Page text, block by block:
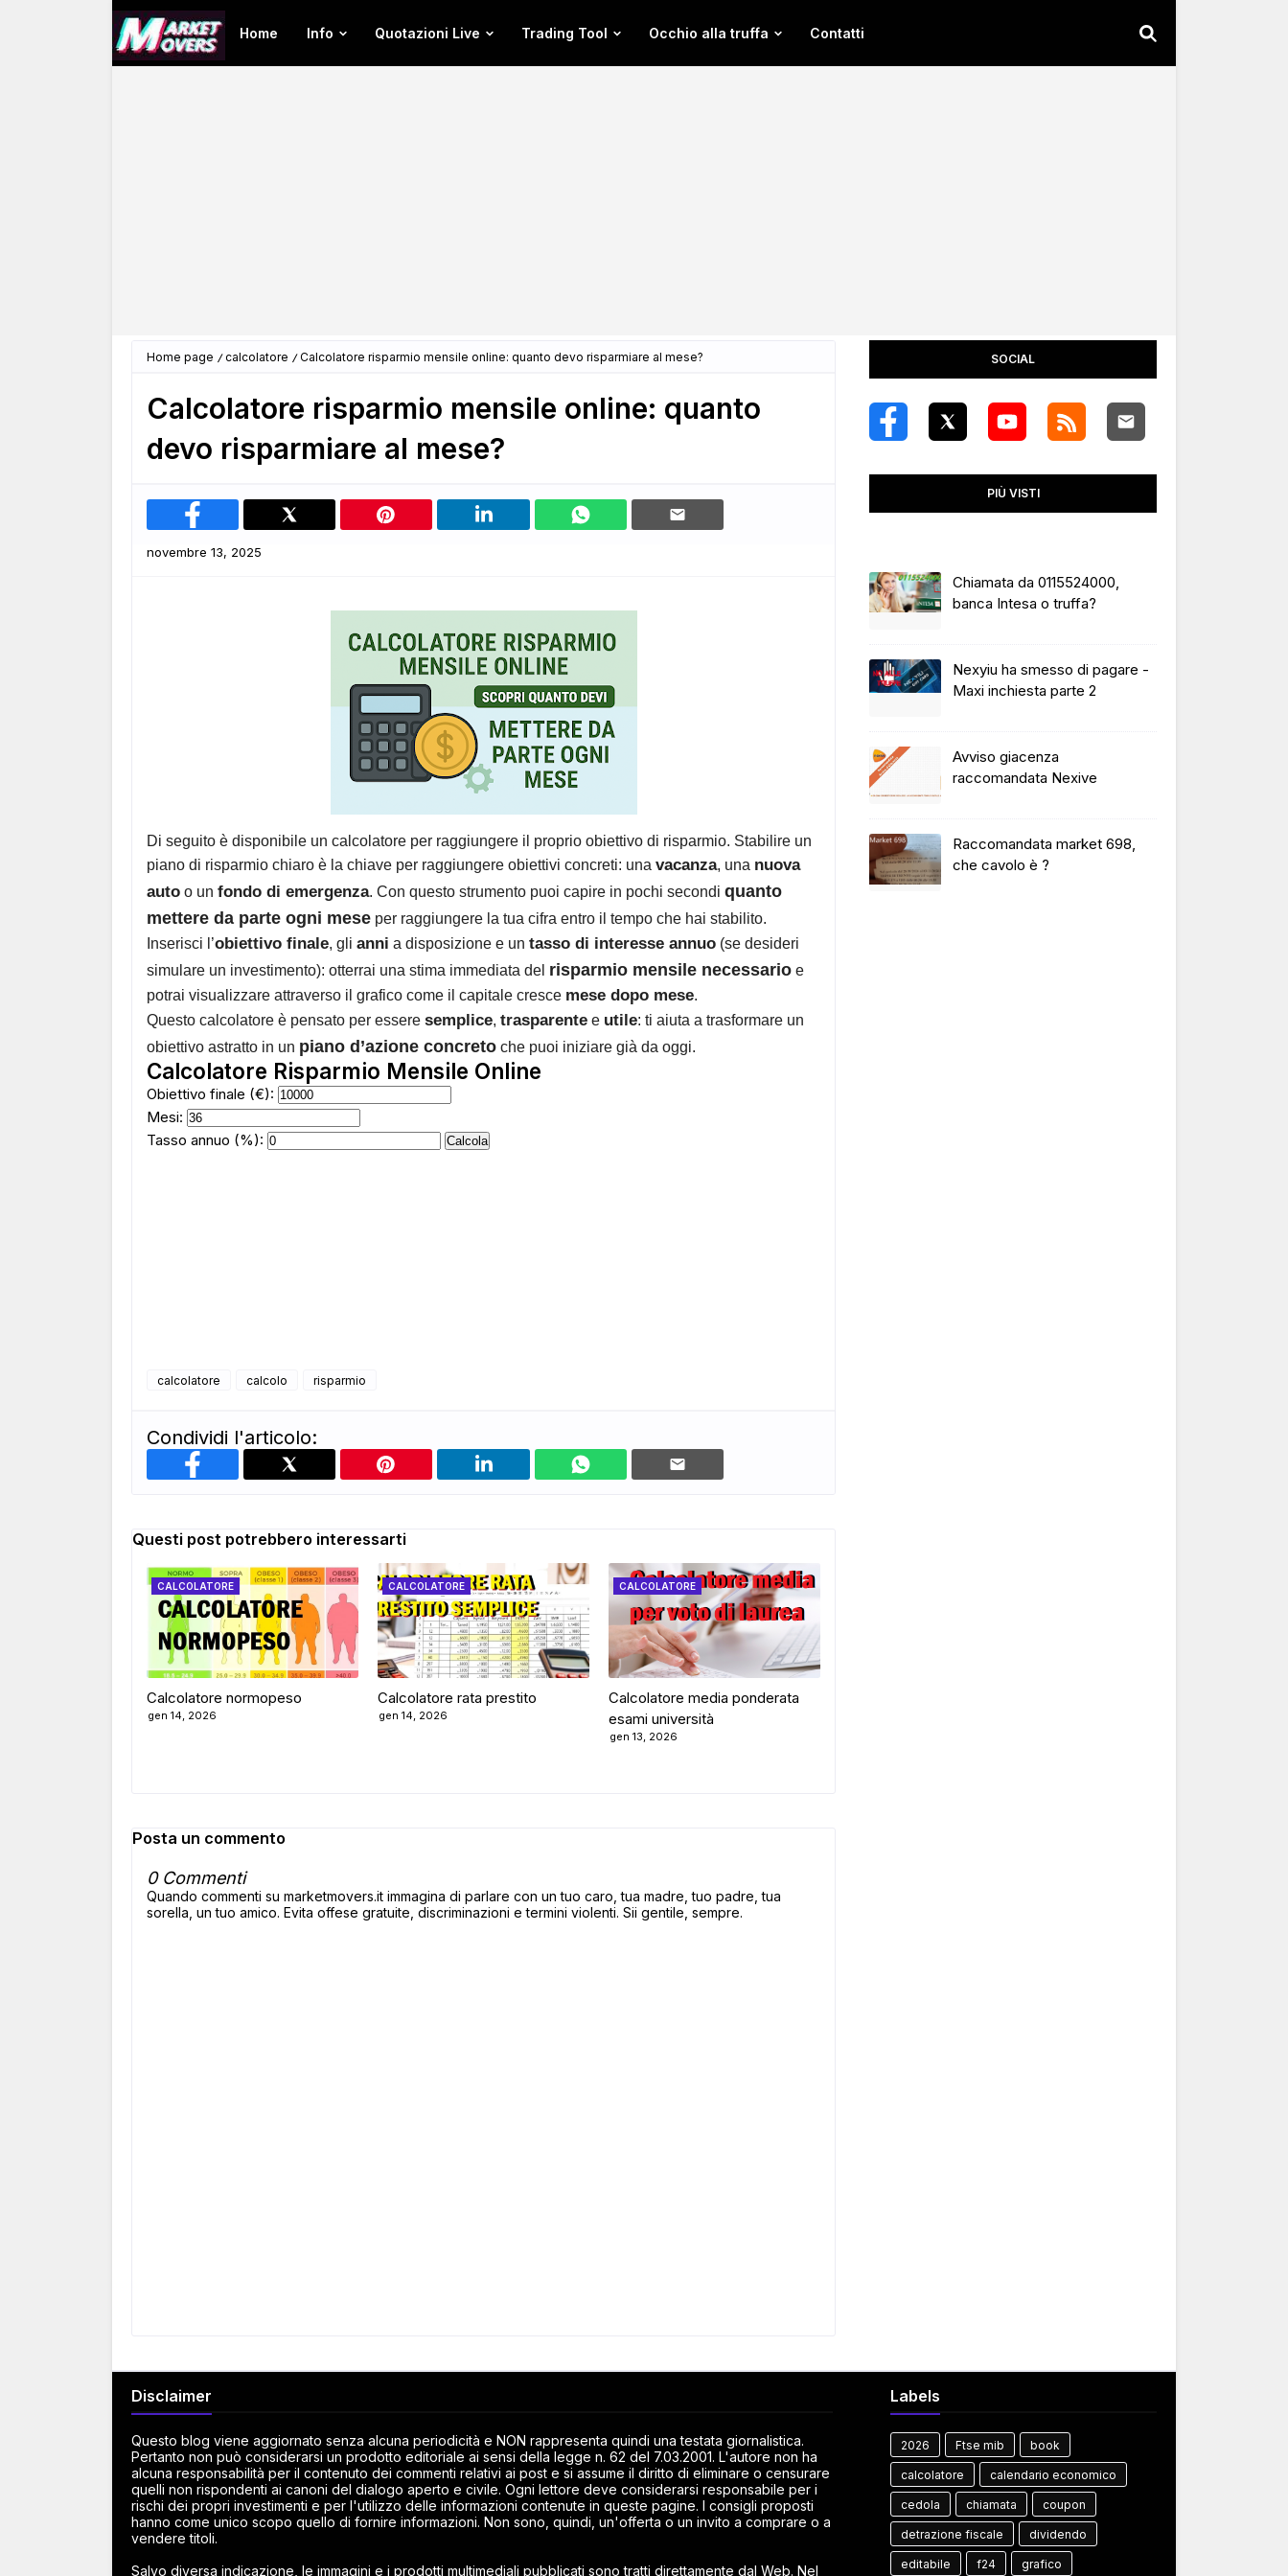
Home Info Quotazioni Live Trading Tool Occhio alla truffa Contatti
Home page calcolatore Calcolatore risparmio mensile online: quanto devo risparmiare al mese?
Calcolatore risparmio mensile online: quanto
devo risparmiare al mese?
novembre 13, 2025
Di seguito è disponibile un calcolatore per raggiungere il proprio obiettivo di risparmio. Stabilire un
piano di risparmio chiaro è la chiave per raggiungere obiettivi concreti: una vacanza, una nuova
auto o un fondo di emergenza. Con questo strumento puoi capire in pochi secondi quanto
mettere da parte ogni mese per raggiungere la tua cifra entro il tempo che hai stabilito.
Inserisci l’obiettivo finale, gli anni a disposizione e un tasso di interesse annuo (se desideri
simulare un investimento): otterrai una stima immediata del risparmio mensile necessario e
potrai visualizzare attraverso il grafico come il capitale cresce mese dopo mese.
Questo calcolatore è pensato per essere semplice, trasparente e utile: ti aiuta a trasformare un
obiettivo astratto in un piano d’azione concreto che puoi iniziare già da oggi.
Calcolatore Risparmio Mensile Online
Obiettivo finale (€):
Mesi:
Tasso annuo (%):
Calcola
calcolatore calcolo risparmio
Condividi l'articolo:
Questi post potrebbero interessarti
CALCOLATORE
Calcolatore normopeso
gen 14, 2026
CALCOLATORE
Calcolatore rata prestito
gen 14, 2026
CALCOLATORE
Calcolatore media ponderata
esami università
gen 13, 2026
Posta un commento
0 Commenti
Quando commenti su marketmovers.it immagina di parlare con un tuo caro, tua madre, tuo padre, tua
sorella, un tuo amico. Evita offese gratuite, discriminazioni e termini violenti. Sii gentile, sempre.
SOCIAL
PIÙ VISTI
Chiamata da 0115524000,
banca Intesa o truffa?
Nexyiu ha smesso di pagare -
Maxi inchiesta parte 2
Avviso giacenza
raccomandata Nexive
Raccomandata market 698,
che cavolo è ?
Disclaimer
Questo blog viene aggiornato senza alcuna periodicità e NON rappresenta quindi una testata giornalistica.
Pertanto non può considerarsi un prodotto editoriale ai sensi della legge n. 62 del 7.03.2001. L'autore non ha
alcuna responsabilità per il contenuto dei commenti relativi ai post e si assume il diritto di eliminare o censurare
quelli non rispondenti ai canoni del dialogo aperto e civile. Ogni lettore deve considerarsi responsabile per i
rischi dei propri investimenti e per l'utilizzo delle informazioni contenute in queste pagine. I consigli proposti
hanno come unico scopo quello di fornire informazioni. Non sono, quindi, un'offerta o un invito a comprare o a
vendere titoli.
Salvo diversa indicazione, le immagini e i prodotti multimediali pubblicati sono tratti direttamente dal Web. Nel
Labels
2026 Ftse mib book
calcolatore calendario economico
cedola chiamata coupon
detrazione fiscale dividendo
editabile f24 grafico